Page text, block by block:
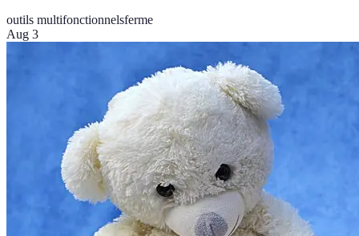
outils multifonctionnelsferme
Aug 3